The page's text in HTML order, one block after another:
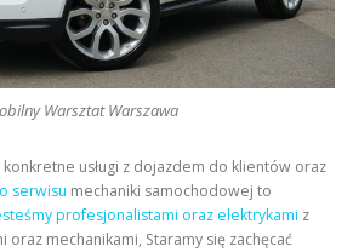
Warsztat Warszawa
usługi z dojazdem do klientów oraz
serwisu mechaniki samochodowej to
profesjonalistami oraz elektrykami z
mechanikami, Staramy się zachęcać